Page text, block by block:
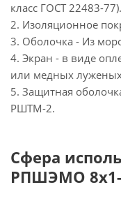
класс ГОСТ 22483-77).
2. Изоляционное
3. Оболочка - Из
4. Экран - в виде
или медных
5. Защитная
РШТМ-2.
Сфера
РПШЭМО 8х1-